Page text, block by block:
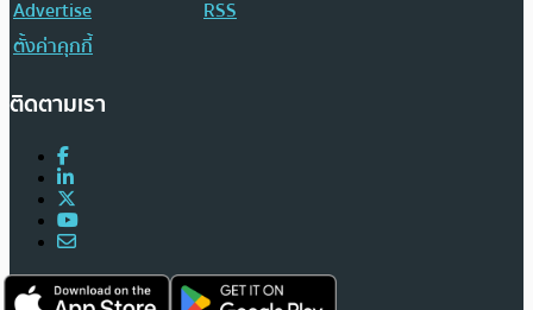
Advertise
RSS
ตั้งค่าคุกกี้
ติดตามเรา